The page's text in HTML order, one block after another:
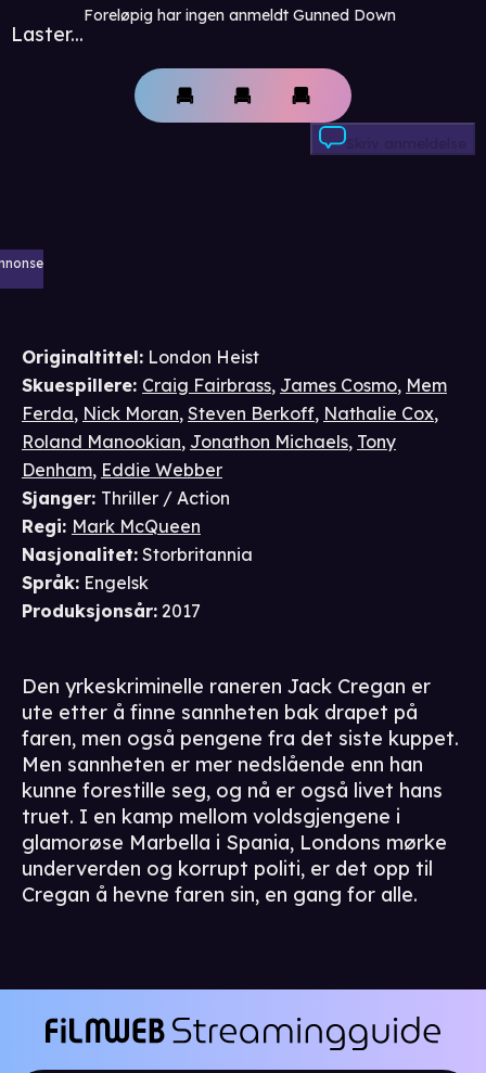
Laster...
Foreløpig har ingen anmeldt Gunned Down
Skriv anmeldelse
Originaltittel: London Heist
Skuespillere: Craig Fairbrass, James Cosmo, Mem
Ferda, Nick Moran, Steven Berkoff, Nathalie Cox,
Roland Manookian, Jonathon Michaels, Tony
Denham, Eddie Webber
Sjanger: Thriller / Action
Regi: Mark McQueen
Nasjonalitet: Storbritannia
Språk: Engelsk
Produksjonsår: 2017
Den yrkeskriminelle raneren Jack Cregan er
ute etter å finne sannheten bak drapet på
faren, men også pengene fra det siste kuppet.
Men sannheten er mer nedslående enn han
kunne forestille seg, og nå er også livet hans
truet. I en kamp mellom voldsgjengene i
glamorøse Marbella i Spania, Londons mørke
underverden og korrupt politi, er det opp til
Cregan å hevne faren sin, en gang for alle.